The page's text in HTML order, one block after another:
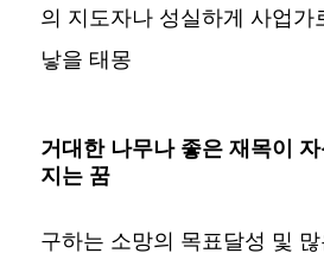
의 지도자나 성실하게 사업가
낳을 태몽
거대한 나무나 좋은 재목이
지는 꿈
구하는 소망의 목표달성 및